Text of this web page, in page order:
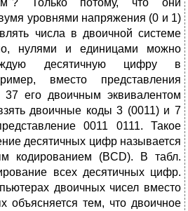
уровнями напряже­ния (0 и 1)
числа в двоичной системе
нулями и единицами можно
десятичную цифру в
вместо представления
37 его двоичным эквивалентом
двоичные коды 3 (0011) и 7
0011 0111. Такое
десятичных цифр называется
кодированием (BCD). В табл.
всех десятичных цифр.
двоичных чисел вместо
объясня­ется тем, что двоичное